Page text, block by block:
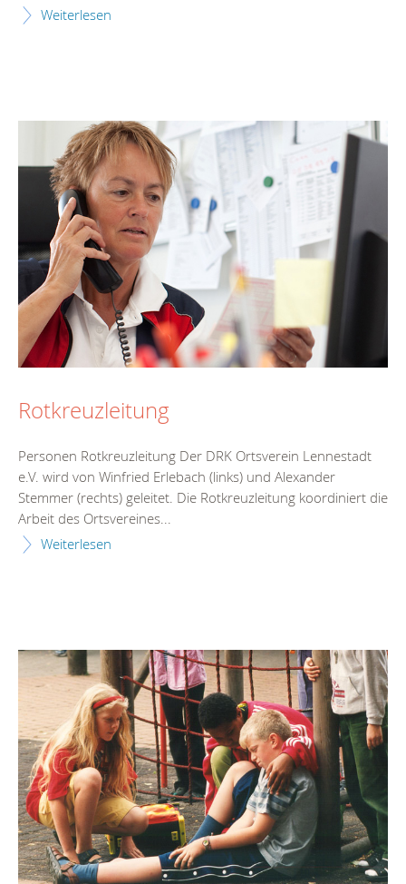
Weiterlesen
Rotkreuzleitung
Personen Rotkreuzleitung Der DRK Ortsverein Lennestadt
e.V. wird von Winfried Erlebach (links) und Alexander
Stemmer (rechts) geleitet. Die Rotkreuzleitung koordiniert die
Arbeit des Ortsvereines...
Weiterlesen